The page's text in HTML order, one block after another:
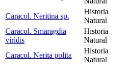
Caracol. Neritina sp.
Historia
Natural
Caracol. Smaragdia
viridis
Historia
Natural
Caracol. Nerita polita
Historia
Natural